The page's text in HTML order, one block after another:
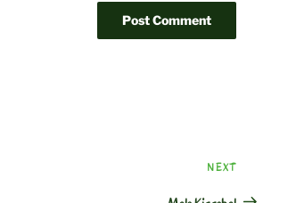
Next
Post
NEXT